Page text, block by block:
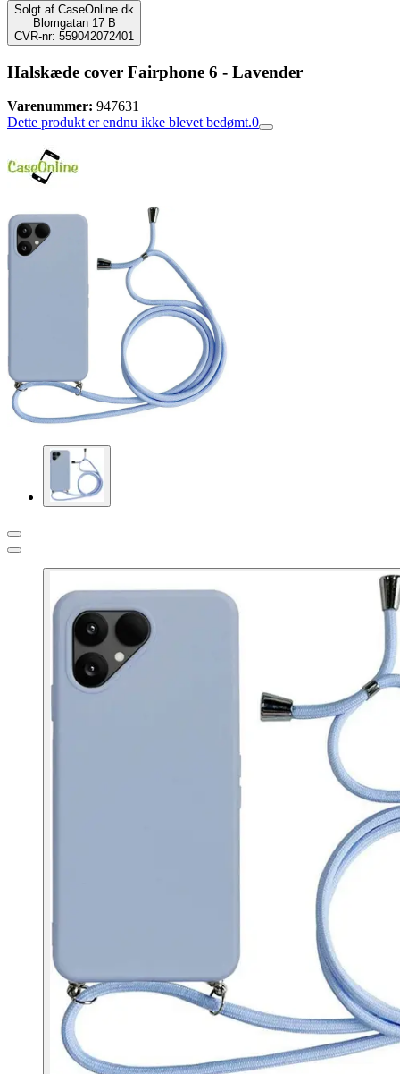
Solgt af CaseOnline.dk
Blomgatan 17 B
CVR-nr: 559042072401
Halskæde cover Fairphone 6 - Lavender
Varenummer: 947631
Dette produkt er endnu ikke blevet bedømt.0